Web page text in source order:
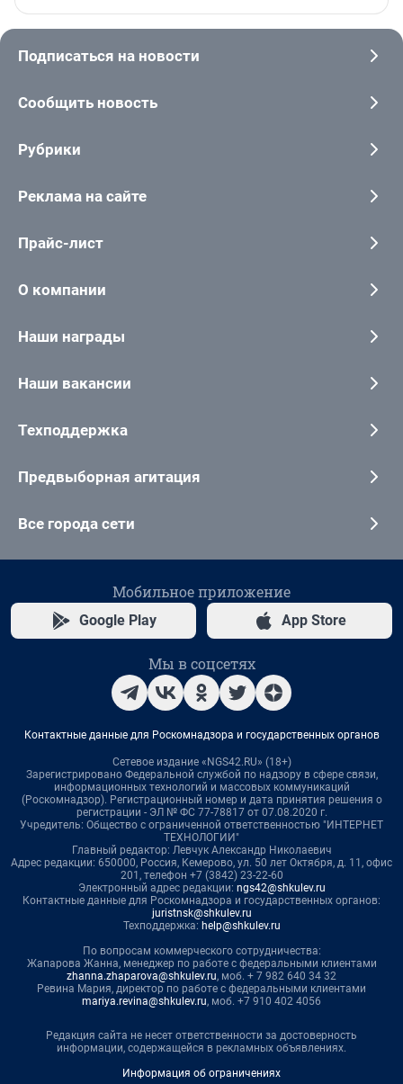
Подписаться на новости
Сообщить новость
Рубрики
Реклама на сайте
Прайс-лист
О компании
Наши награды
Наши вакансии
Техподдержка
Предвыборная агитация
Все города сети
Мобильное приложение
Google Play App Store
Мы в соцсетях
Контактные данные для Роскомнадзора и государственных органов
Сетевое издание «NGS42.RU» (18+)
Зарегистрировано Федеральной службой по надзору в сфере связи,
информационных технологий и массовых коммуникаций
(Роскомнадзор). Регистрационный номер и дата принятия решения о
регистрации - ЭЛ № ФС 77-78817 от 07.08.2020 г.
Учредитель: Общество с ограниченной ответственностью "ИНТЕРНЕТ
ТЕХНОЛОГИИ"
Главный редактор: Левчук Александр Николаевич
Адрес редакции: 650000, Россия, Кемерово, ул. 50 лет Октября, д. 11, офис
201, телефон +7 (3842) 23-22-60
Электронный адрес редакции: ngs42@shkulev.ru
Контактные данные для Роскомнадзора и государственных органов:
juristnsk@shkulev.ru
Техподдержка: help@shkulev.ru
По вопросам коммерческого сотрудничества:
Жапарова Жанна, менеджер по работе с федеральными клиентами
zhanna.zhaparova@shkulev.ru, моб. + 7 982 640 34 32
Ревина Мария, директор по работе с федеральными клиентами
mariya.revina@shkulev.ru, моб. +7 910 402 4056
Редакция сайта не несет ответственности за достоверность
информации, содержащейся в рекламных объявлениях.
Информация об ограничениях